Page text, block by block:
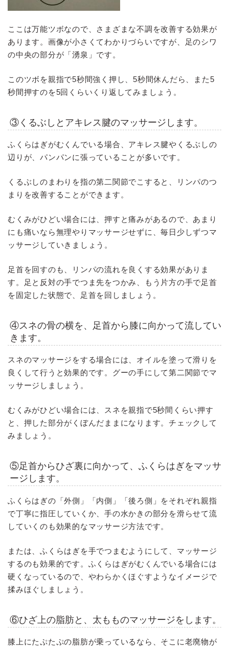
ここは万能ツボなので、さまざまな不調を改善する効果が
あります。画像が小さくてわかりづらいですが、足のシワ
の中央の部分が「湧泉」です。
このツボを親指で5秒間強く押し、5秒間休んだら、また5
秒間押すのを5回くらいくり返してみましょう。
③くるぶしとアキレス腱のマッサージします。
ふくらはぎがむくんでいる場合、アキレス腱やくるぶしの
辺りが、パンパンに張っていることが多いです。
くるぶしのまわりを指の第二関節でこすると、リンパのつ
まりを改善することができます。
むくみがひどい場合には、押すと痛みがあるので、あまり
にも痛いなら無理やりマッサージせずに、毎日少しずつマ
ッサージしていきましょう。
足首を回すのも、リンパの流れを良くする効果がありま
す。足と反対の手でつま先をつかみ、もう片方の手で足首
を固定した状態で、足首を回しましょう。
④スネの骨の横を、足首から膝に向かって流してい
きます。
スネのマッサージをする場合には、オイルを塗って滑りを
良くして行うと効果的です。グーの手にして第二関節でマ
ッサージしましょう。
むくみがひどい場合には、スネを親指で5秒間くらい押す
と、押した部分がくぼんだままになります。チェックして
みましょう。
⑤足首からひざ裏に向かって、ふくらはぎをマッサ
ージします。
ふくらはぎの「外側」「内側」「後ろ側」をそれぞれ親指
で丁寧に指圧していくか、手の水かきの部分を滑らせて流
していくのも効果的なマッサージ方法です。
または、ふくらはぎを手でつまむようにして、マッサージ
するのも効果的です。ふくらはぎがむくんでいる場合には
硬くなっているので、やわらかくほぐすようなイメージで
揉みほぐしましょう。
⑥ひざ上の脂肪と、太もものマッサージをします。
膝上にたぷたぷの脂肪が乗っているなら、そこに老廃物が